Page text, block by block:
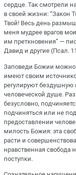
сердце. Так смотрели
в своей жизни: “Закон
Твой! Весь день
меня мудрее врагов
им преткновения” —
Давид и другие (Псал.
Заповеди Божии можно
имеют своим
регулируют бездушную
человеческой душе.
безусловно,
подчиняться или не
предоставлении
милость Божия: эта
расти и
нравственная свобода
поступки.